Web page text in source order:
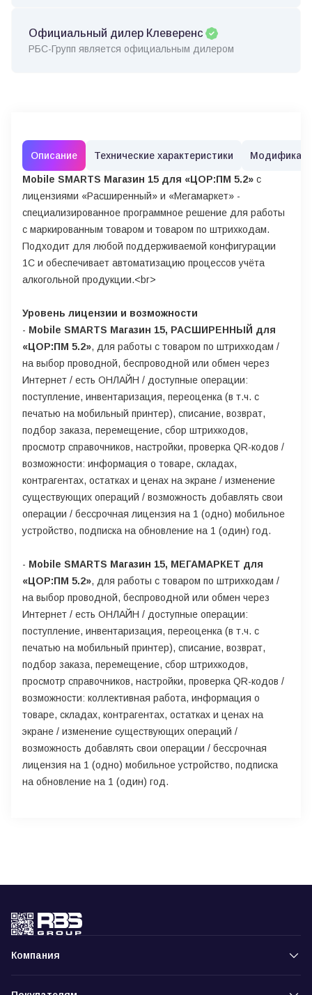
Официальный дилер Клеверенс
РБС-Групп является официальным дилером
Описание Технические характеристики
Mobile SMARTS Магазин 15 для «ЦОР:ПМ 5.2» с
лицензиями «Расширенный» и «Мегамаркет» -
специализированное программное решение для работы
с маркированным товаром и товаром по штрихкодам.
Подходит для любой поддерживаемой конфигурации
1С и обеспечивает автоматизацию процессов учёта
алкогольной продукции.<br>
Уровень лицензии и возможности
- Mobile SMARTS Магазин 15, РАСШИРЕННЫЙ для
«ЦОР:ПМ 5.2», для работы с товаром по штрихкодам /
на выбор проводной, беспроводной или обмен через
Интернет / есть ОНЛАЙН / доступные операции:
поступление, инвентаризация, переоценка (в т.ч. с
печатью на мобильный принтер), списание, возврат,
подбор заказа, перемещение, сбор штрихкодов,
просмотр справочников, настройки, проверка QR-кодов /
возможности: информация о товаре, складах,
контрагентах, остатках и ценах на экране / изменение
существующих операций / возможность добавлять свои
операции / бессрочная лицензия на 1 (одно) мобильное
устройство, подписка на обновление на 1 (один) год.
- Mobile SMARTS Магазин 15, МЕГАМАРКЕТ для
«ЦОР:ПМ 5.2», для работы с товаром по штрихкодам /
на выбор проводной, беспроводной или обмен через
Интернет / есть ОНЛАЙН / доступные операции:
поступление, инвентаризация, переоценка (в т.ч. с
печатью на мобильный принтер), списание, возврат,
подбор заказа, перемещение, сбор штрихкодов,
просмотр справочников, настройки, проверка QR-кодов /
возможности: коллективная работа, информация о
товаре, складах, контрагентах, остатках и ценах на
экране / изменение существующих операций /
возможность добавлять свои операции / бессрочная
лицензия на 1 (одно) мобильное устройство, подписка
на обновление на 1 (один) год.
Компания